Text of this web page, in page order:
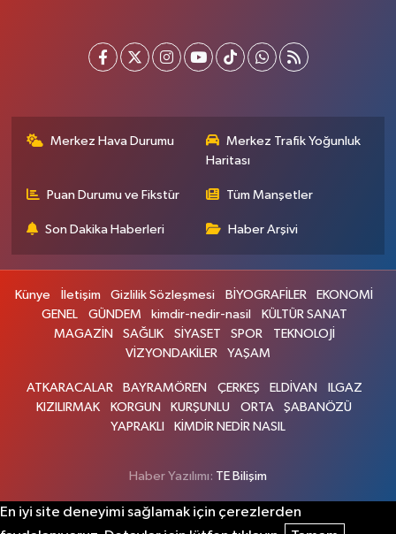
Merkez Hava Durumu
Merkez Trafik Yoğunluk
Haritası
Puan Durumu ve Fikstür Tüm Manşetler
Son Dakika Haberleri Haber Arşivi
Künye İletişim Gizlilik Sözleşmesi BİYOGRAFİLER
EKONOMİ
GENEL
GÜNDEM kimdir-nedir-nasil
KÜLTÜR SANAT
MAGAZİN
SAĞLIK SİYASET SPOR
TEKNOLOJİ
VİZYONDAKİLER
YAŞAM
ATKARACALAR BAYRAMÖREN ÇERKEŞ ELDİVAN
ILGAZ
KIZILIRMAK
KORGUN KURŞUNLU ORTA
ŞABANÖZÜ
YAPRAKLI
KİMDİR NEDİR NASIL
Haber Yazılımı: TE Bilişim
En iyi site deneyimi sağlamak için çerezlerden